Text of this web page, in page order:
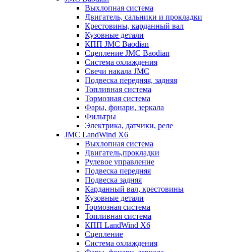
Выхлопная система
Двигатель, сальники и прокладки
Крестовины, карданный вал
Кузовные детали
КПП JMC Baodian
Сцепление JMC Baodian
Система охлаждения
Свечи накала JMC
Подвеска передняя, задняя
Топливная система
Тормозная система
Фары, фонари, зеркала
Фильтры
Электрика, датчики, реле
JMC LandWind X6
Выхлопная система
Двигатель,прокладки
Рулевое управление
Подвеска передняя
Подвеска задняя
Карданный вал, крестовины
Кузовные детали
Тормозная система
Топливная система
КПП LandWind X6
Сцепление
Система охлаждения